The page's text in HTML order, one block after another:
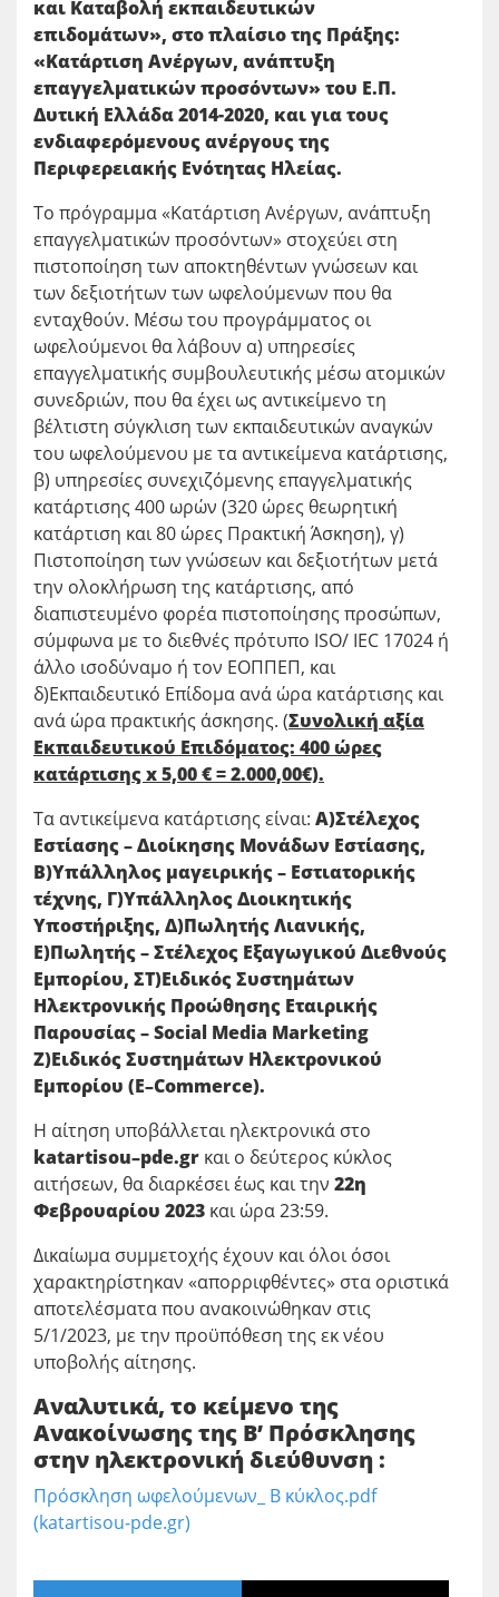
και Καταβολή εκπαιδευτικών
επιδομάτων», στο πλαίσιο της Πράξης:
«Κατάρτιση Ανέργων, ανάπτυξη
επαγγελματικών προσόντων» του Ε.Π.
Δυτική Ελλάδα 2014-2020, και για τους
ενδιαφερόμενους ανέργους της
Περιφερειακής Ενότητας Ηλείας.
Το πρόγραμμα «Κατάρτιση Ανέργων, ανάπτυξη
επαγγελματικών προσόντων» στοχεύει στη
πιστοποίηση των αποκτηθέντων γνώσεων και
των δεξιοτήτων των ωφελούμενων που θα
ενταχθούν. Μέσω του προγράμματος οι
ωφελούμενοι θα λάβουν α) υπηρεσίες
επαγγελματικής συμβουλευτικής μέσω ατομικών
συνεδριών, που θα έχει ως αντικείμενο τη
βέλτιστη σύγκλιση των εκπαιδευτικών αναγκών
του ωφελούμενου με τα αντικείμενα κατάρτισης,
β) υπηρεσίες συνεχιζόμενης επαγγελματικής
κατάρτισης 400 ωρών (320 ώρες θεωρητική
κατάρτιση και 80 ώρες Πρακτική Άσκηση), γ)
Πιστοποίηση των γνώσεων και δεξιοτήτων μετά
την ολοκλήρωση της κατάρτισης, από
διαπιστευμένο φορέα πιστοποίησης προσώπων,
σύμφωνα με το διεθνές πρότυπο ISO/ IEC 17024 ή
άλλο ισοδύναμο ή τον ΕΟΠΠΕΠ, και
δ)Εκπαιδευτικό Επίδομα ανά ώρα κατάρτισης και
ανά ώρα πρακτικής άσκησης. (Συνολική αξία
Εκπαιδευτικού Επιδόματος: 400 ώρες
κατάρτισης x 5,00 € = 2.000,00€).
Τα αντικείμενα κατάρτισης είναι: Α)Στέλεχος
Εστίασης – Διοίκησης Μονάδων Εστίασης,
Β)Υπάλληλος μαγειρικής – Εστιατορικής
τέχνης, Γ)Υπάλληλος Διοικητικής
Υποστήριξης, Δ)Πωλητής Λιανικής,
Ε)Πωλητής – Στέλεχος Εξαγωγικού Διεθνούς
Εμπορίου, ΣΤ)Ειδικός Συστημάτων
Ηλεκτρονικής Προώθησης Εταιρικής
Παρουσίας –Social Media Marketing
Ζ)Ειδικός Συστημάτων Ηλεκτρονικού
Εμπορίου (E–Commerce).
Η αίτηση υποβάλλεται ηλεκτρονικά στο
katartisou–pde.gr και ο δεύτερος κύκλος
αιτήσεων, θα διαρκέσει έως και την 22η
Φεβρουαρίου 2023 και ώρα 23:59.
Δικαίωμα συμμετοχής έχουν και όλοι όσοι
χαρακτηρίστηκαν «απορριφθέντες» στα οριστικά
αποτελέσματα που ανακοινώθηκαν στις
5/1/2023, με την προϋπόθεση της εκ νέου
υποβολής αίτησης.
Αναλυτικά, το κείμενο της
Ανακοίνωσης της Β’ Πρόσκλησης
στην ηλεκτρονική διεύθυνση :
Πρόσκληση ωφελούμενων_ Β κύκλος.pdf
(katartisou-pde.gr)